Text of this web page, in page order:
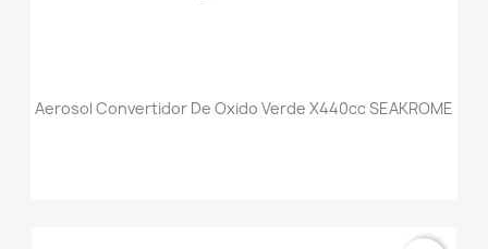
Aerosol Convertidor De Oxido Verde X440cc SEAKROME